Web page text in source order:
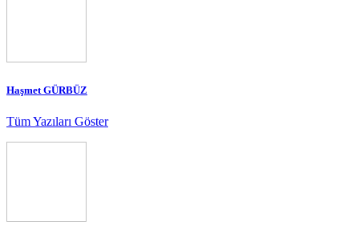
Haşmet GÜRBÜZ
Tüm Yazıları Göster